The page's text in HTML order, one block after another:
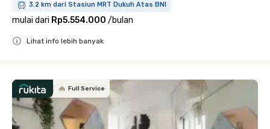
3.2 km dari Stasiun MRT Dukuh Atas BNI
mulai dari Rp5.554.000 /bulan
Lihat info lebih banyak
Full Service